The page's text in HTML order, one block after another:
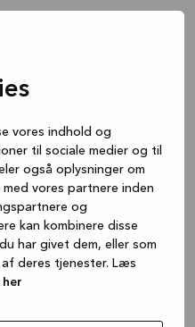
vores indhold og
til sociale medier og til
også oplysninger om
vores partnere inden
og
kan kombinere disse
har givet dem, eller som
deres tjenester. Læs